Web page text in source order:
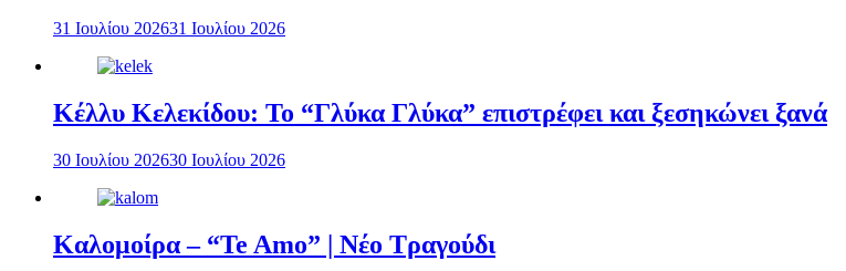
31 Ιουλίου 202631 Ιουλίου 2026
Κέλλυ Κελεκίδου: Το “Γλύκα Γλύκα” επιστρέφει και ξεσηκώνει ξανά
30 Ιουλίου 202630 Ιουλίου 2026
Καλομοίρα – “Te Amo” | Νέο Τραγούδι